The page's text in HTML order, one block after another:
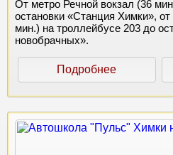
От метро Речной вокзал (36
остановки «Станция Химки»,
мин.) на троллейбусе 203 до
новобрачных».
Подробнее